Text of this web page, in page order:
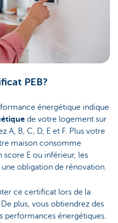
PEB?
énergétique indique
de votre logement sur
A, B, C, D, E et F. Plus votre
maison consomme
score E ou inférieur, les
obligation de rénovation.
ce certificat lors de la
De plus, vous obtiendrez des
performances énergétiques.